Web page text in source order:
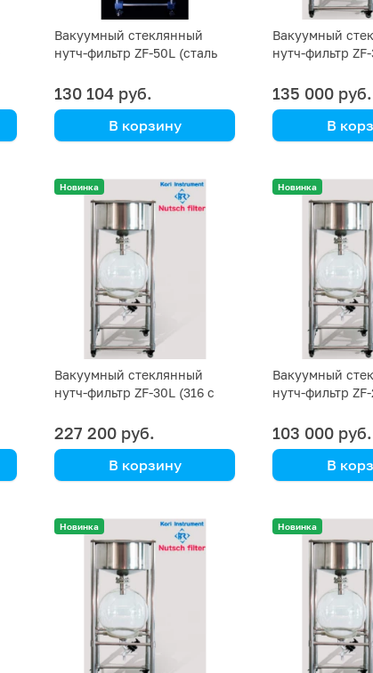
Вакуумный стеклянный
нутч-фильтр ZF-50L (сталь
130 104 руб.
В корзину
Вакуумный
нутч-фильтр
135 000 руб.
В
Новинка
Вакуумный стеклянный
нутч-фильтр ZF-30L (316 с
227 200 руб.
В корзину
Новинка
Вакуумный
нутч-фильтр
103 000 руб.
В
Новинка Новинка